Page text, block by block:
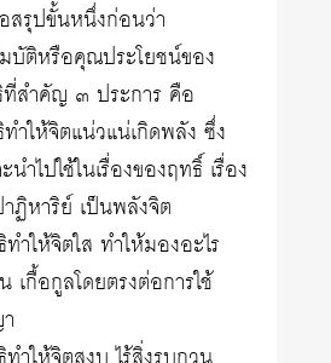
รุปขั้นหนึ่งก่อนว่า
ติหรือคุณประโยชน์ของ
สำคัญ ๓ ประการ คือ
ำให้จิตแน่วแน่เกิดพลัง ซึ่ง
นำไปใช้ในเรื่องของฤทธิ์ เรื่อง
ฏิหาริย์ เป็นพลังจิต
ำให้จิตใส ทำให้มองอะไร
เกื้อกูลโดยตรงต่อการใช้